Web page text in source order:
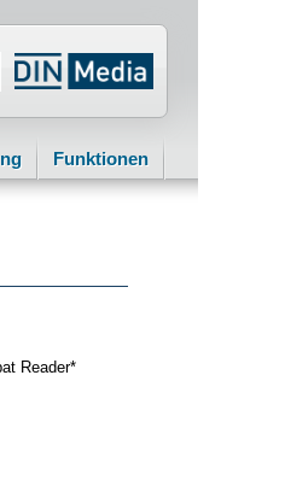
Funktionen
Reader*